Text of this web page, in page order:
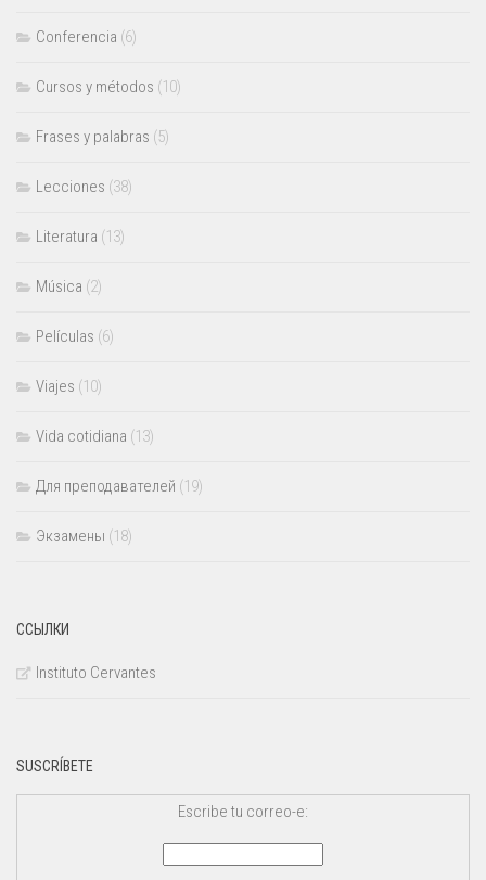
Conferencia (6)
Cursos y métodos (10)
Frases y palabras (5)
Lecciones (38)
Literatura (13)
Música (2)
Películas (6)
Viajes (10)
Vida cotidiana (13)
Для преподавателей (19)
Экзамены (18)
ССЫЛКИ
Instituto Cervantes
SUSCRÍBETE
Escribe tu correo-e: